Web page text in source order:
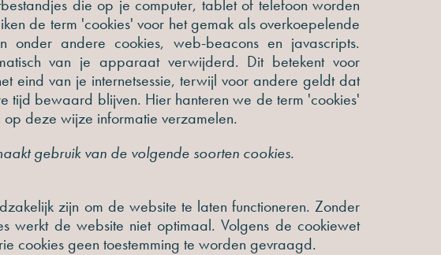
die op je computer, tablet of telefoon worden
de term 'cookies' voor het gemak als overkoepelende
onder andere cookies, web-beacons en javascripts.
van je apparaat verwijderd. Dit betekent voor
eind van je internetsessie, terwijl voor andere geldt dat
tijd bewaard blijven. Hier hanteren we de term 'cookies'
deze wijze informatie verzamelen.
gebruik van de volgende soorten cookies.
zijn om de website te laten functioneren. Zonder
werkt de website niet optimaal. Volgens de cookiewet
cookies geen toestemming te worden gevraagd.